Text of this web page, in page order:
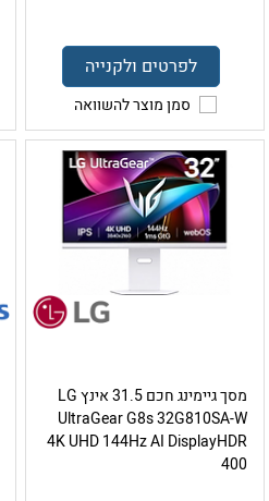
לפרטים ולקנייה
סמן מוצר להשוואה
מסך גיימינג חכם 31.5 אינץ LG
UltraGear G8s 32G810SA-W
4K UHD 144Hz AI DisplayHDR
400